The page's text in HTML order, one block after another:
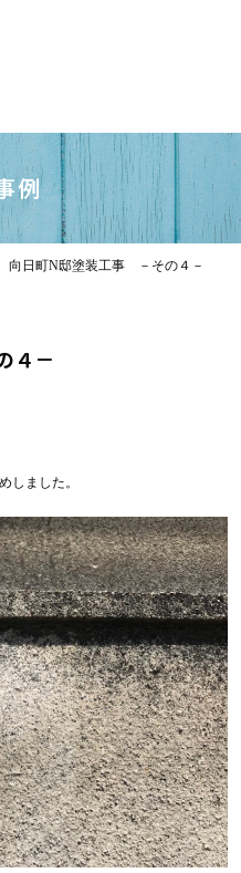
例
向日町N邸塗装工事 －その４－
４－
しました。